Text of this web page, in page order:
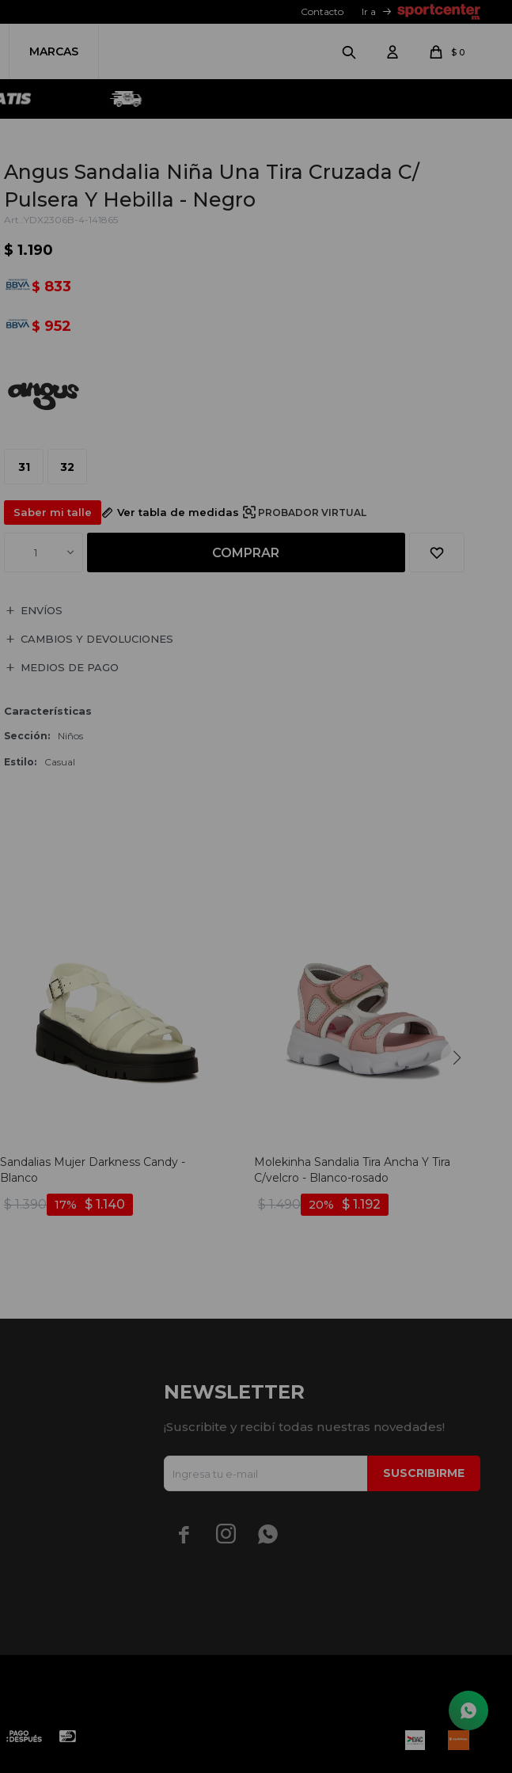
MARCAS $ 0
Contacto Ir a
Angus Sandalia Niña Una Tira Cruzada C/
Pulsera Y Hebilla - Negro
YDX2306B-4-141865
$ 1.190
$ 833
$ 952
31 32
Saber mi talle Ver tabla de medidas PROBADOR VIRTUAL
1 COMPRAR
ENVÍOS
CAMBIOS Y DEVOLUCIONES
MEDIOS DE PAGO
Características
Sección Niños
Estilo Casual
Sandalias Mujer Darkness Candy -
Blanco
$ 1.390 $ 1.140
17
Molekinha Sandalia Tira Ancha Y Tira
C/velcro - Blanco-rosado
$ 1.490 $ 1.192
20
NEWSLETTER
¡Suscribite y recibí todas nuestras novedades!
SUSCRIBIRME
  